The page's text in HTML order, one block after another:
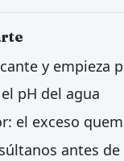
y empieza
pH del agua
el exceso
antes